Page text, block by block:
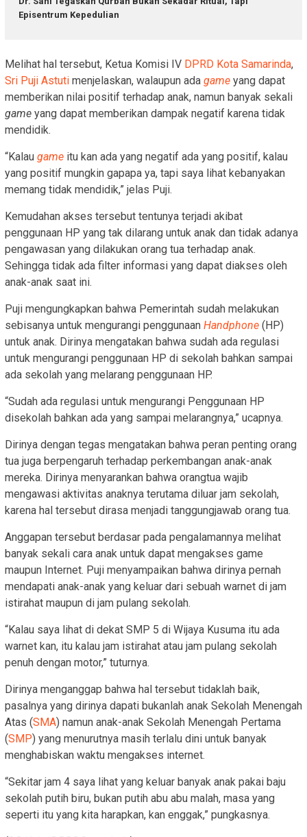
Episentrum Kepedulian
Melihat hal tersebut, Ketua Komisi IV DPRD Kota Samarinda,
Sri Puji Astuti menjelaskan, walaupun ada game yang dapat
memberikan nilai positif terhadap anak, namun banyak sekali
game yang dapat memberikan dampak negatif karena tidak
mendidik.
“Kalau game itu kan ada yang negatif ada yang positif, kalau
yang positif mungkin gapapa ya, tapi saya lihat kebanyakan
memang tidak mendidik,” jelas Puji.
Kemudahan akses tersebut tentunya terjadi akibat
penggunaan HP yang tak dilarang untuk anak dan tidak adanya
pengawasan yang dilakukan orang tua terhadap anak.
Sehingga tidak ada filter informasi yang dapat diakses oleh
anak-anak saat ini.
Puji mengungkapkan bahwa Pemerintah sudah melakukan
sebisanya untuk mengurangi penggunaan Handphone (HP)
untuk anak. Dirinya mengatakan bahwa sudah ada regulasi
untuk mengurangi penggunaan HP di sekolah bahkan sampai
ada sekolah yang melarang penggunaan HP.
“Sudah ada regulasi untuk mengurangi Penggunaan HP
disekolah bahkan ada yang sampai melarangnya,” ucapnya.
Dirinya dengan tegas mengatakan bahwa peran penting orang
tua juga berpengaruh terhadap perkembangan anak-anak
mereka. Dirinya menyarankan bahwa orangtua wajib
mengawasi aktivitas anaknya terutama diluar jam sekolah,
karena hal tersebut dirasa menjadi tanggungjawab orang tua.
Anggapan tersebut berdasar pada pengalamannya melihat
banyak sekali cara anak untuk dapat mengakses game
maupun Internet. Puji menyampaikan bahwa dirinya pernah
mendapati anak-anak yang keluar dari sebuah warnet di jam
istirahat maupun di jam pulang sekolah.
“Kalau saya lihat di dekat SMP 5 di Wijaya Kusuma itu ada
warnet kan, itu kalau jam istirahat atau jam pulang sekolah
penuh dengan motor,” tuturnya.
Dirinya menganggap bahwa hal tersebut tidaklah baik,
pasalnya yang dirinya dapati bukanlah anak Sekolah Menengah
Atas (SMA) namun anak-anak Sekolah Menengah Pertama
(SMP) yang menurutnya masih terlalu dini untuk banyak
menghabiskan waktu mengakses internet.
“Sekitar jam 4 saya lihat yang keluar banyak anak pakai baju
sekolah putih biru, bukan putih abu abu malah, masa yang
seperti itu yang kita harapkan, kan enggak,” pungkasnya.